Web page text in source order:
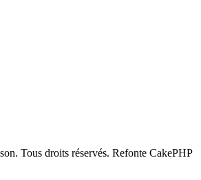
Tous droits réservés. Refonte CakePHP